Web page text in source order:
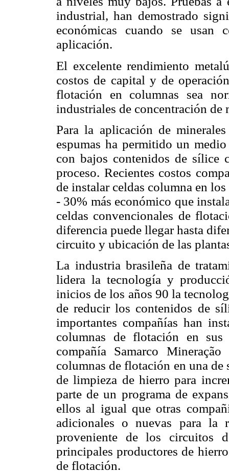
industrial, han demostrado
económicas cuando se usan
aplicación.
El excelente rendimiento
costos de capital y de
flotación en columnas sea
industriales de concentración de
Para la aplicación de
espumas ha permitido un
con bajos contenidos de sílice
proceso. Recientes costos
de instalar celdas columna en
- 30% más económico que
celdas convencionales de
diferencia puede llegar hasta
circuito y ubicación de las
La industria brasileña de
lidera la tecnología y
inicios de los años 90 la
de reducir los contenidos de
importantes compañías han
columnas de flotación en
compañía Samarco
columnas de flotación en una
de limpieza de hierro para
parte de un programa de
ellos al igual que otras
adicionales o nuevas para la
proveniente de los circuitos
principales productores de
de flotación.